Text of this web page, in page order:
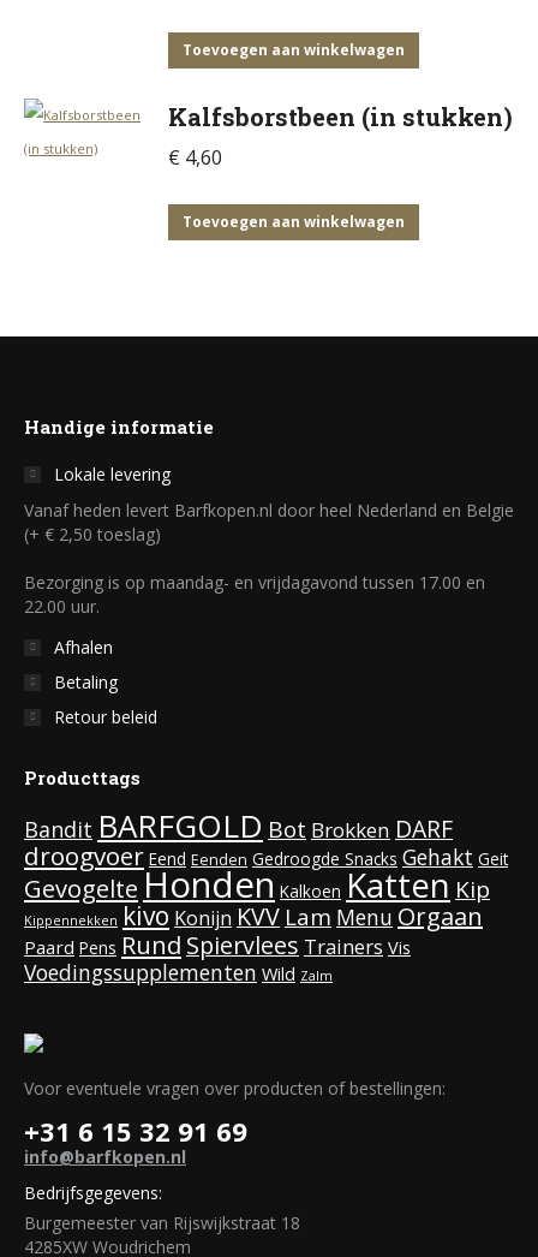
Toevoegen aan winkelwagen
Kalfsborstbeen (in stukken)
€ 4,60
Toevoegen aan winkelwagen
Handige informatie
Lokale levering
Vanaf heden levert Barfkopen.nl door heel Nederland en Belgie
(+ € 2,50 toeslag)
Bezorging is op maandag- en vrijdagavond tussen 17.00 en
22.00 uur.
Afhalen
Betaling
Retour beleid
Producttags
Bandit BARFGOLD Bot Brokken DARF
droogvoer Eend Eenden Gedroogde Snacks Gehakt Geit
GevogelteHonden Kalkoen Katten Kip
Kippennekken kivo Konijn KVV Lam Menu Orgaan
Paard Pens Rund Spiervlees Trainers Vis
Voedingssupplementen Wild Zalm
Voor eventuele vragen over producten of bestellingen:
+31 6 15 32 91 69
info@barfkopen.nl
Bedrijfsgegevens:
Burgemeester van Rijswijkstraat 18
4285XW Woudrichem